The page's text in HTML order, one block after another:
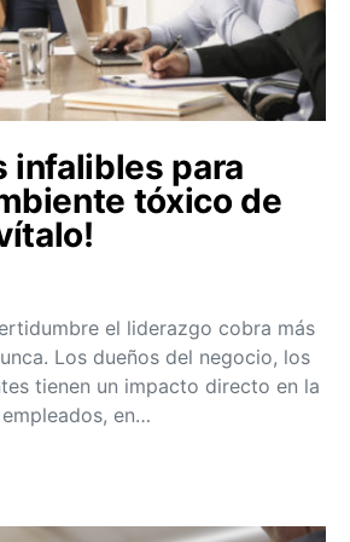
infalibles para
tóxico de
el liderazgo cobra más
Los dueños del negocio, los
tienen un impacto directo en la
en…